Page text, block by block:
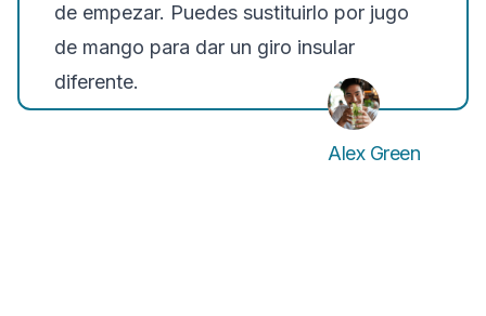
de empezar. Puedes sustituirlo por jugo
de mango para dar un giro insular
diferente.
Alex Green